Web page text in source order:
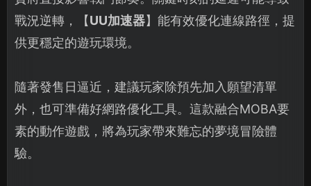
戰況逆轉，【UU加速器】能有效優化連線路徑，提
供更穩定的遊玩環境。
隨著發售日逼近，建議玩家除預先加入願望清單
外，也可準備好網路優化工具。這款融合MOBA要
素的動作遊戲，將為玩家帶來難忘的夢境冒險體
驗。